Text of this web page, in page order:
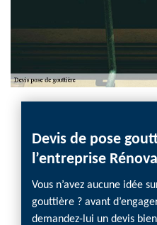
Devis de pose
l’entreprise
Vous n’avez aucune idée
gouttière ? avant
demandez-lui un devis